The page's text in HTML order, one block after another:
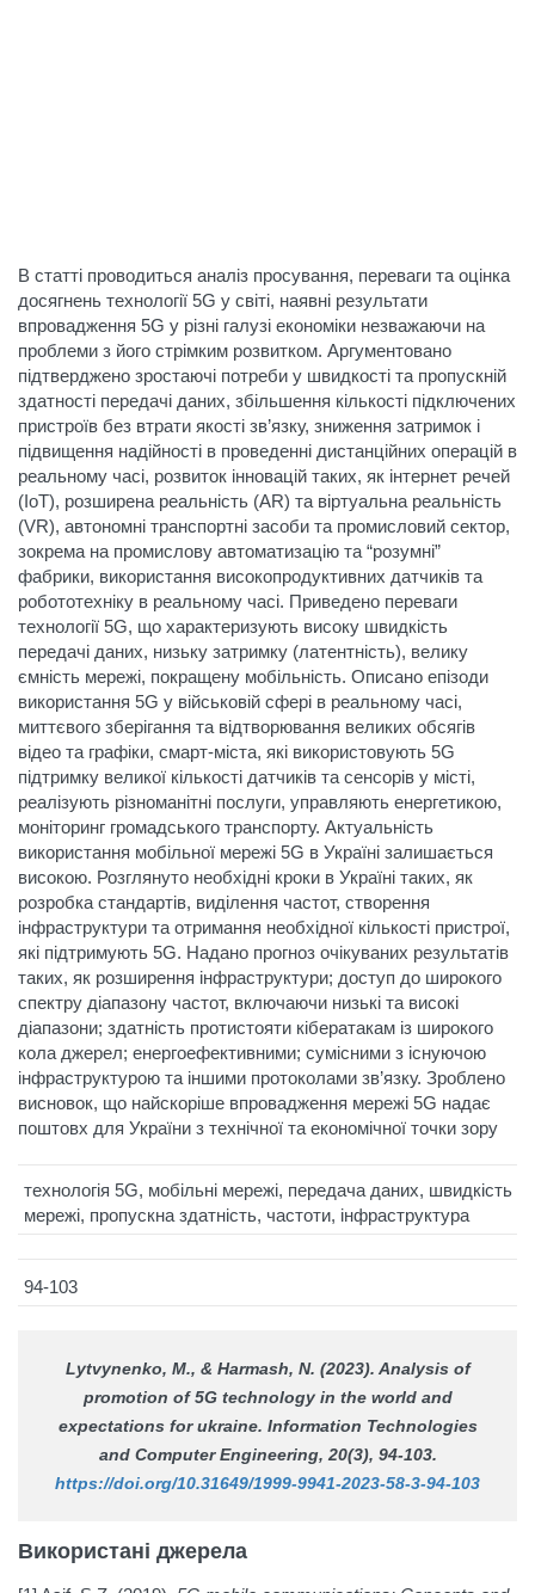
В статті проводиться аналіз просування, переваги та оцінка
досягнень технології 5G у світі, наявні результати
впровадження 5G у різні галузі економіки незважаючи на
проблеми з його стрімким розвитком. Аргументовано
підтверджено зростаючі потреби у швидкості та пропускній
здатності передачі даних, збільшення кількості підключених
пристроїв без втрати якості зв’язку, зниження затримок і
підвищення надійності в проведенні дистанційних операцій в
реальному часі, розвиток інновацій таких, як інтернет речей
(IoT), розширена реальність (AR) та віртуальна реальність
(VR), автономні транспортні засоби та промисловий сектор,
зокрема на промислову автоматизацію та “розумні”
фабрики, використання високопродуктивних датчиків та
робототехніку в реальному часі. Приведено переваги
технології 5G, що характеризують високу швидкість
передачі даних, низьку затримку (латентність), велику
ємність мережі, покращену мобільність. Описано епізоди
використання 5G у військовій сфері в реальному часі,
миттєвого зберігання та відтворювання великих обсягів
відео та графіки, смарт-міста, які використовують 5G
підтримку великої кількості датчиків та сенсорів у місті,
реалізують різноманітні послуги, управляють енергетикою,
моніторинг громадського транспорту. Актуальність
використання мобільної мережі 5G в Україні залишається
високою. Розглянуто необхідні кроки в Україні таких, як
розробка стандартів, виділення частот, створення
інфраструктури та отримання необхідної кількості пристрої,
які підтримують 5G. Надано прогноз очікуваних результатів
таких, як розширення інфраструктури; доступ до широкого
спектру діапазону частот, включаючи низькі та високі
діапазони; здатність протистояти кібератакам із широкого
кола джерел; енергоефективними; сумісними з існуючою
інфраструктурою та іншими протоколами зв’язку. Зроблено
висновок, що найскоріше впровадження мережі 5G надає
поштовх для України з технічної та економічної точки зору
технологія 5G, мобільні мережі, передача даних, швидкість
мережі, пропускна здатність, частоти, інфраструктура
94-103
Lytvynenko, M., & Harmash, N. (2023). Analysis of
promotion of 5G technology in the world and
expectations for ukraine. Information Technologies
and Computer Engineering, 20(3), 94-103.
https://doi.org/10.31649/1999-9941-2023-58-3-94-103
Використані джерела